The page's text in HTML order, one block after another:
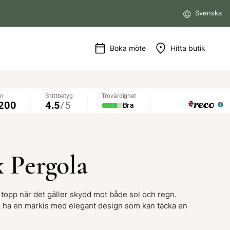
Boka möte Hitta butik
Svenska
när det gäller skydd mot både sol och regn.
en markis med elegant design som kan täcka en